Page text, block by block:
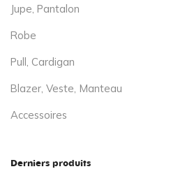
Jupe, Pantalon
Robe
Pull, Cardigan
Blazer, Veste, Manteau
Accessoires
Derniers produits